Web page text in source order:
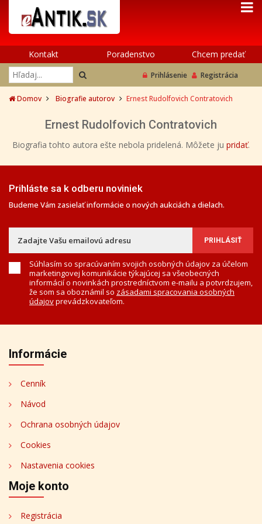
Kontakt Poradenstvo Chcem predať
Prihlásenie Registrácia
Domov Biografie autorov Ernest Rudolfovich Contratovich
Ernest Rudolfovich Contratovich
Biografia tohto autora ešte nebola pridelená. Môžete ju pridať.
Prihláste sa k odberu noviniek
Budeme Vám zasielať informácie o nových aukciách a dielach.
Súhlasím so spracúvaním svojich osobných údajov za účelom
marketingovej komunikácie týkajúcej sa všeobecných
informácií o novinkách prostredníctvom e-mailu a potvrdzujem,
že som sa oboznámil so zásadami spracovania osobných
údajovprevádzkovateľom.
Informácie
Cenník
Návod
Ochrana osobných údajov
Cookies
Nastavenia cookies
Moje konto
Registrácia